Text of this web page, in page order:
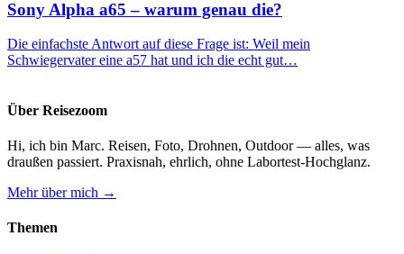
Sony Alpha a65 – warum genau die?
Die einfachste Antwort auf diese Frage ist: Weil mein
Schwiegervater eine a57 hat und ich die echt gut…
Über Reisezoom
Hi, ich bin Marc. Reisen, Foto, Drohnen, Outdoor — alles, was
draußen passiert. Praxisnah, ehrlich, ohne Labortest-Hochglanz.
Mehr über mich →
Themen